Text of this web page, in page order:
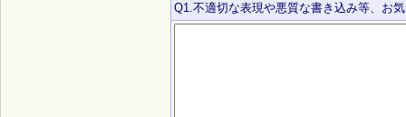
Q1.不適切な表現や悪質な書き込み等、お